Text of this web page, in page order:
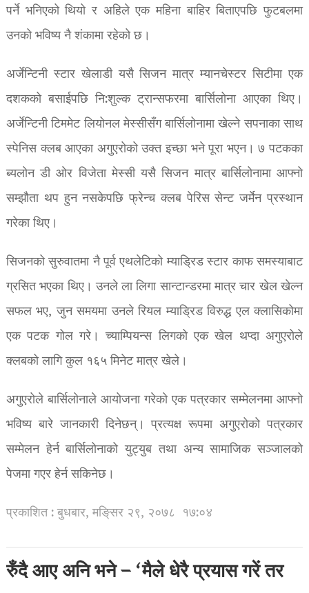
पर्ने भनिएको थियो र अहिले एक महिना बाहिर बिताएपछि फुटबलमा
उनको भविष्य नै शंकामा रहेको छ।
अर्जेन्टिनी स्टार खेलाडी यसै सिजन मात्र म्यानचेस्टर सिटीमा एक
दशकको बसाईपछि नि:शुल्क ट्रान्सफरमा बार्सिलोना आएका थिए।
अर्जेन्टिनी टिममेट लियोनल मेस्सीसँग बार्सिलोनामा खेल्ने सपनाका साथ
स्पेनिस क्लब आएका अगुएरोको उक्त इच्छा भने पूरा भएन। ७ पटकका
ब्यलोन डी ओर विजेता मेस्सी यसै सिजन मात्र बार्सिलोनामा आफ्नो
सम्झौता थप हुन नसकेपछि फ्रेन्च क्लब पेरिस सेन्ट जर्मेन प्रस्थान
गरेका थिए।
सिजनको सुरुवातमा नै पूर्व एथलेटिको म्याड्रिड स्टार काफ समस्याबाट
ग्रसित भएका थिए। उनले ला लिगा सान्टान्डरमा मात्र चार खेल खेल्न
सफल भए, जुन समयमा उनले रियल म्याड्रिड विरुद्ध एल क्लासिकोमा
एक पटक गोल गरे। च्याम्पियन्स लिगको एक खेल थप्दा अगुएरोले
क्लबको लागि कुल १६५ मिनेट मात्र खेले।
अगुएरोले बार्सिलोनाले आयोजना गरेको एक पत्रकार सम्मेलनमा आफ्नो
भविष्य बारे जानकारी दिनेछन्। प्रत्यक्ष रूपमा अगुएरोको पत्रकार
सम्मेलन हेर्न बार्सिलोनाको युट्युब तथा अन्य सामाजिक सञ्जालको
पेजमा गएर हेर्न सकिनेछ।
प्रकाशित : बुधबार, मङि्सर २९, २०७८ १७:०४
रुँदै आए अनि भने – ‘मैले धेरै प्रयास गरें तर